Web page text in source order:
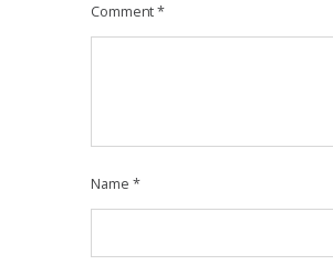
Comment*
Name *